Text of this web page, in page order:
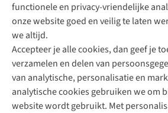
functionele en privacy-vriendelijke
onze website goed en veilig te laten
we altijd.
Accepteer je alle cookies, dan geef je
verzamelen en delen van
van analytische, personalisatie en
analytische cookies gebruiken we om
website wordt gebruikt. Met
Direct advies van een
+31 (0)85 888 50 88
+31 6 12 28 49 80
Contactformulier